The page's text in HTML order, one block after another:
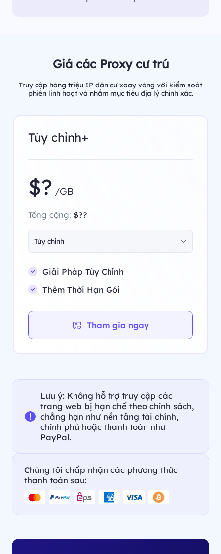
Giá các Proxy cư trú
Truy cập hàng triệu IP dân cư xoay vòng với kiểm soát
phiên linh hoạt và nhắm mục tiêu địa lý chính xác.
Tùy chỉnh+
$? /GB
Tổng cộng: $??
Tùy chỉnh
Giải Pháp Tùy Chỉnh
Thêm Thời Hạn Gói
Tham gia ngay
Lưu ý: Không hỗ trợ truy cập các
trang web bị hạn chế theo chính sách,
chẳng hạn như nền tảng tài chính,
chính phủ hoặc thanh toán như
PayPal.
Chúng tôi chấp nhận các phương thức
thanh toán sau: